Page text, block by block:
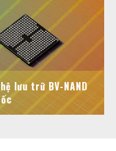
lưu trữ BV-NAND